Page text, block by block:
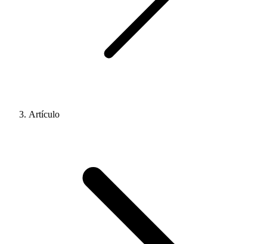
Artículo